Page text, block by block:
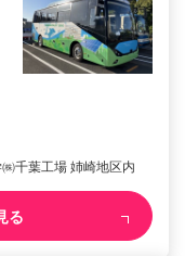
千葉工場 姉崎地区内
る